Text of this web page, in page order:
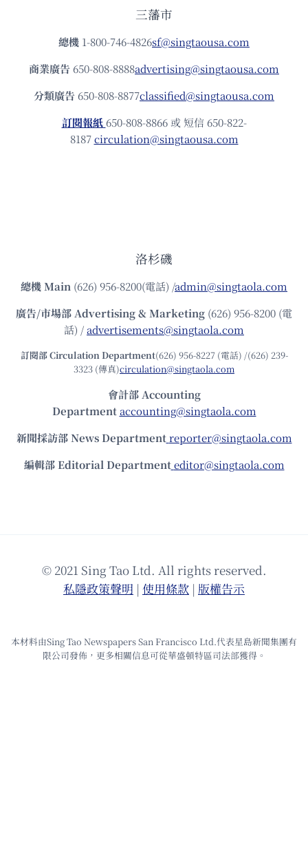
三藩市
總機 1-800-746-4826sf@singtaousa.com
商業廣告 650-808-8888advertising@singtaousa.com
分類廣告 650-808-8877classified@singtaousa.com
訂閱報紙 650-808-8866 或 短信 650-822-
8187circulation@singtaousa.com
洛杉磯
總機Main (626) 956-8200(電話) /admin@singtaola.com
廣告/市場部Advertising & Marketing (626) 956-8200 (電
話) /advertisements@singtaola.com
訂閱部 Circulation Department(626) 956-8227 (電話) /(626) 239-
3323 (傳真)circulation@singtaola.com
會計部 Accounting
Department accounting@singtaola.com
新聞採訪部 News Department reporter@singtaola.com
編輯部 Editorial Department editor@singtaola.com
© 2021 Sing Tao Ltd. All rights reserved.
私隱政策聲明 | 使⽤條款 | 版權告⽰
本材料由Sing Tao Newspapers San Francisco Ltd.代表星島新聞集團有
限公司發佈，更多相關信息可從華盛頓特區司法部獲得。